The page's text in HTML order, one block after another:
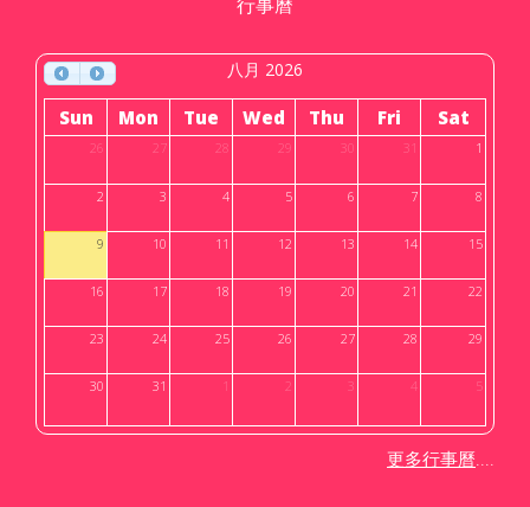
行事曆
八月 2026
Sun Mon Tue Wed Thu Fri Sat
26 27 28 29 30 31 1
2 3 4 5 6 7 8
9 10 11 12 13 14 15
16 17 18 19 20 21 22
23 24 25 26 27 28 29
30 31 1 2 3 4 5
更多行事曆....